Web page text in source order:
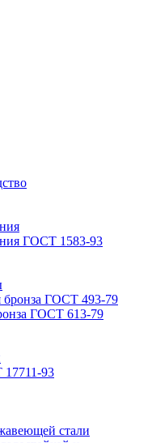
ГОСТ 1583-93
бронза ГОСТ 493-79
ГОСТ 613-79
93
стали